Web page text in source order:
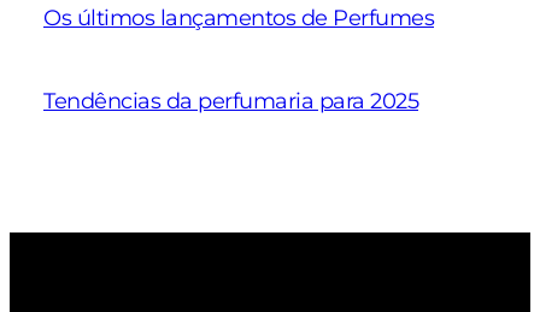
Os últimos lançamentos de Perfumes
Tendências da perfumaria para 2025